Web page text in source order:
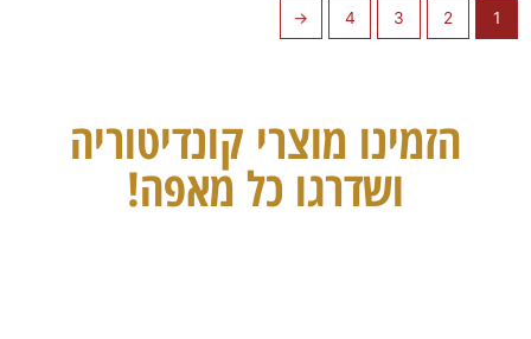
1
2
3
4
←
הזמינו מוצרי קונדיטוריה
ושדרגו כל מאפה!